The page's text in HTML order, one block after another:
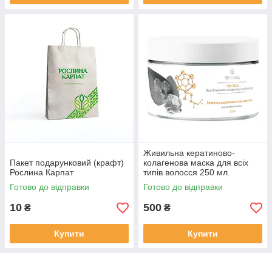
Пакет подарунковий (крафт)
Рослина Карпат
Готово до відправки
10 ₴
Купити
Живильна кератиново-
колагенова маска для всіх
типів волосся 250 мл.
Готово до відправки
500 ₴
Купити